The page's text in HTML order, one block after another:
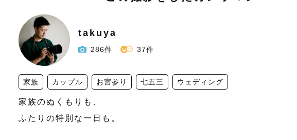
takuya
286件 37件
家族 カップル お宮参り 七五三 ウェディング
家族のぬくもりも、
ふたりの特別な一日も。